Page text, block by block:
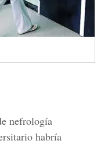
nefrología
habría